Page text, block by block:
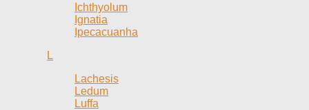
Ichthyolum
Ignatia
Ipecacuanha
L
Lachesis
Ledum
Luffa